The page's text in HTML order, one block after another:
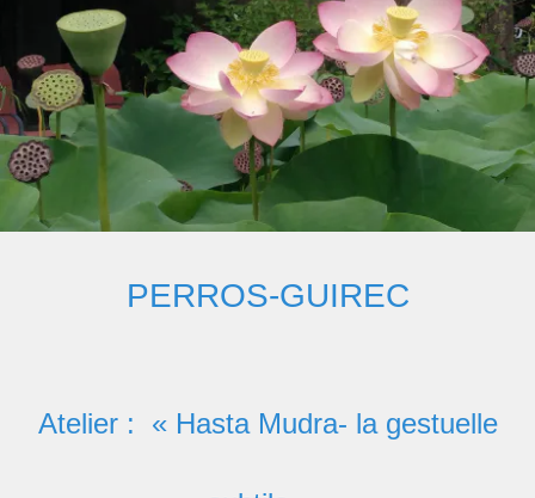
PERROS-GUIREC
Atelier : « Hasta Mudra- la gestuelle